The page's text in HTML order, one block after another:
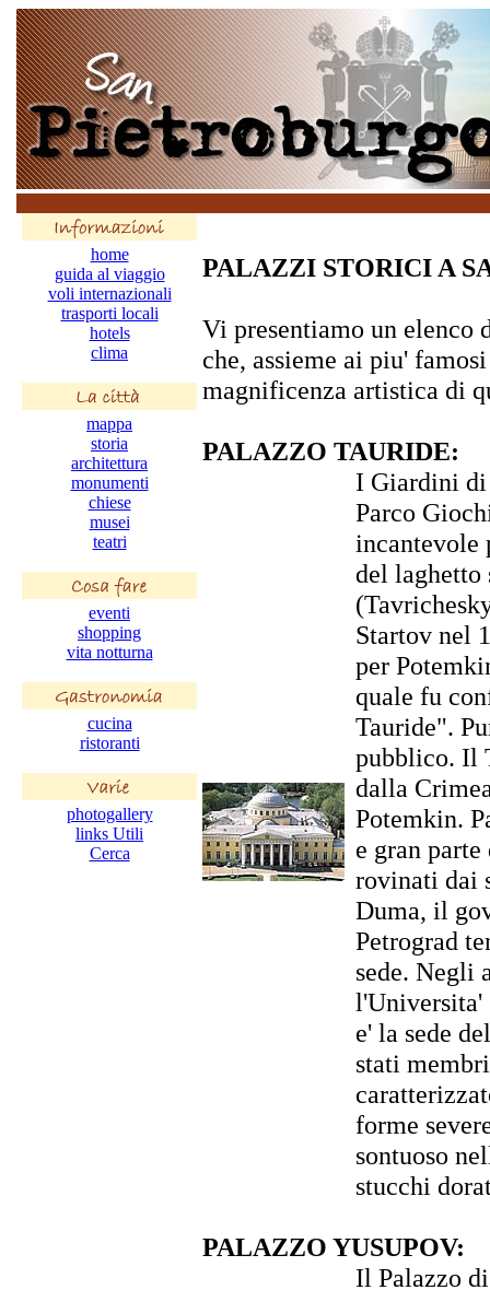
home
guida al viaggio
voli internazionali
trasporti locali
hotels
clima
mappa
storia
architettura
monumenti
chiese
musei
teatri
eventi
shopping
vita notturna
cucina
ristoranti
photogallery
links Utili
Cerca
PALAZZI STORICI A
Vi presentiamo un elenco
che, assieme ai piu'
magnificenza artistica di
PALAZZO TAURIDE:
I Giardini di
Parco
incantevole
del laghetto
Startov nel
per
quale fu
Tauride".
pubblico. Il
dalla
Potemkin.
e gran
rovinati dai
Duma, il
Petrograd
sede. Negli
l'Universita'
e' la sede
stati
forme
sontuoso
stucchi
PALAZZO YUSUPOV:
Il Palazzo